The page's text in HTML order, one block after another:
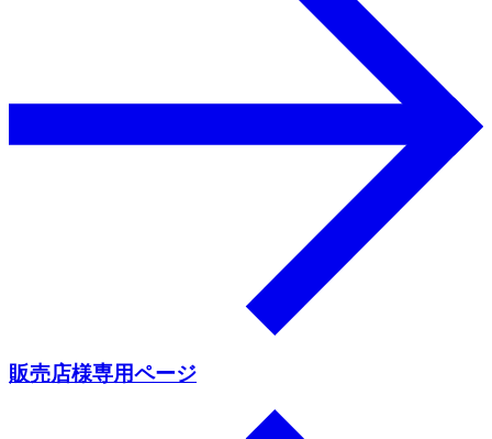
販売店様専用ページ